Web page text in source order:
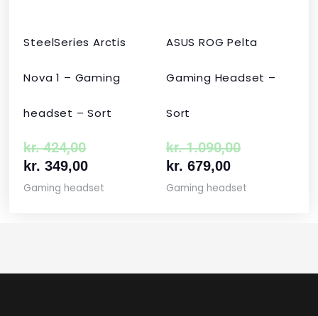
SteelSeries Arctis
Nova 1 – Gaming
headset – Sort
kr.424,00
kr. 349,00
Gaming headset
ASUS ROG Pelta
Gaming Headset –
Sort
kr.1.090,00
kr. 679,00
Gaming headset